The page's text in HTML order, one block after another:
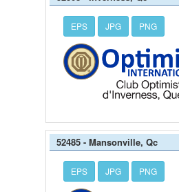
EPS JPG PNG
52485 - Mansonville, Qc
EPS JPG PNG